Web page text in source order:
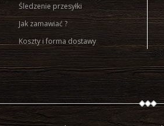
Śledzenie przesyłki
Jak zamawiać ?
Koszty i forma dostawy